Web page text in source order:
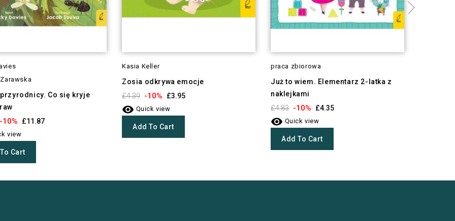
Co się kryje
-10% £11.87
view
Cart
Kasia Keller
Zosia odkrywa emocje
£4.39 -10% £3.95
 Quick view
Add To Cart
praca zbiorowa
Już to wiem. Elementarz 2-latka z
naklejkami
£4.83 -10% £4.35
 Quick view
Add To Cart